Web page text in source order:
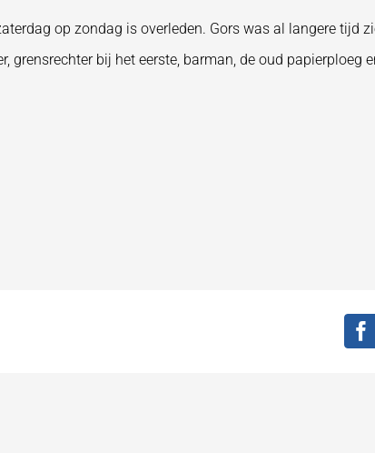
op zondag is overleden. Gors was al langere tijd
bij het eerste, barman, de oud papierploeg